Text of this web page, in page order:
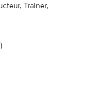
Trainer,